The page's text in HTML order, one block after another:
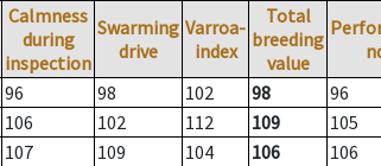
Calmness
during
inspection
Swarming
drive
Varroa-
index
Total
breeding
value
96 98 102 98
96
106 102 112 109
105
107 109 104 106
106